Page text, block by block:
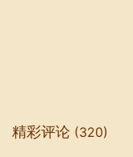
精彩评论 (320)